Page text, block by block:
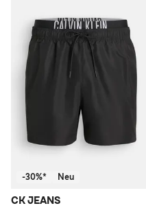
-30%* Neu
CK JEANS